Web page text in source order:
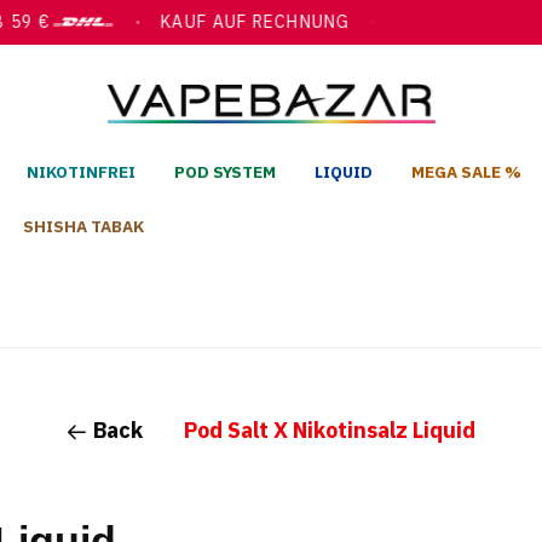
● KAUF AUF RECHNUNG ●
NIKOTINFREI POD SYSTEM LIQUID MEGA SALE %
SHISHA TABAK
Back Pod Salt X Nikotinsalz Liquid